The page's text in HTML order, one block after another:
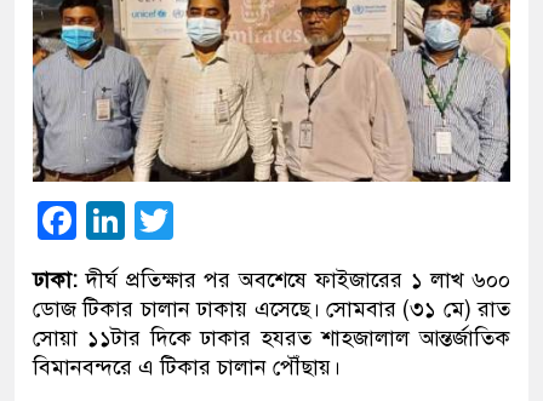
Facebook
LinkedIn
ঢাকা: দীর্ঘ প্রতিক্ষার পর অবশেষে ফাইজারের ১ লাখ ৬০০
ডোজ টিকার চালান ঢাকায় এসেছে। সোমবার (৩১ মে) রাত
সোয়া ১১টার দিকে ঢাকার হযরত শাহজালাল আন্তর্জাতিক
বিমানবন্দরে এ টিকার চালান পৌঁছায়।